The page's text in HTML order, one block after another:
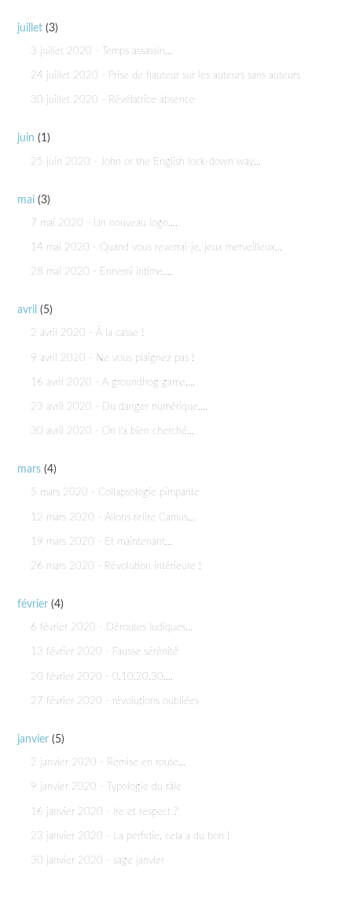
juillet (3)
3 juillet 2020 - Temps assassin...
24 juillet 2020 - Prise de hauteur sur les auteurs sans auteurs
30 juillet 2020 - Révélatrice absence
juin (1)
25 juin 2020 - John or the English lock-down way...
mai (3)
7 mai 2020 - Un nouveau logo....
14 mai 2020 - Quand vous reverrai-je, jeux merveilleux...
28 mai 2020 - Ennemi intime....
avril (5)
2 avril 2020 - À la casse !
9 avril 2020 - Ne vous plaignez pas !
16 avril 2020 - A groundhog game....
23 avril 2020 - Du danger numérique....
30 avril 2020 - On l'a bien cherché...
mars (4)
5 mars 2020 - Collapsologie pimpante
12 mars 2020 - Allons relire Camus...
19 mars 2020 - Et maintenant...
26 mars 2020 - Révolution intérieure !
février (4)
6 février 2020 - Déroutes ludiques...
13 février 2020 - Fausse sérénité
20 février 2020 - 0,10,20,30....
27 février 2020 - révolutions oubliées
janvier (5)
2 janvier 2020 - Remise en route...
9 janvier 2020 - Typologie du râle
16 janvier 2020 - Ire et respect ?
23 janvier 2020 - La perfidie, cela a du bon !
30 janvier 2020 - sage janvier